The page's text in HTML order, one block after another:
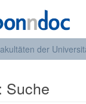
der
Suche